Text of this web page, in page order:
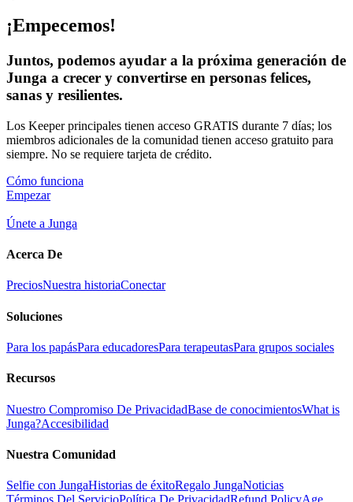
¡Empecemos!
Juntos, podemos ayudar a la próxima generación de
Junga a crecer y convertirse en personas felices,
sanas y resilientes.
Los Keeper principales tienen acceso GRATIS durante 7 días; los
miembros adicionales de la comunidad tienen acceso gratuito para
siempre. No se requiere tarjeta de crédito.
Cómo funciona
Empezar
Únete a Junga
Acerca De
PreciosNuestra historiaConectar
Soluciones
Para los papásPara educadoresPara terapeutasPara grupos sociales
Recursos
Nuestro Compromiso De PrivacidadBase de conocimientosWhat is
Junga?Accesibilidad
Nuestra Comunidad
Selfie con JungaHistorias de éxitoRegalo JungaNoticias
Términos Del ServicioPolítica De PrivacidadRefund PolicyAge